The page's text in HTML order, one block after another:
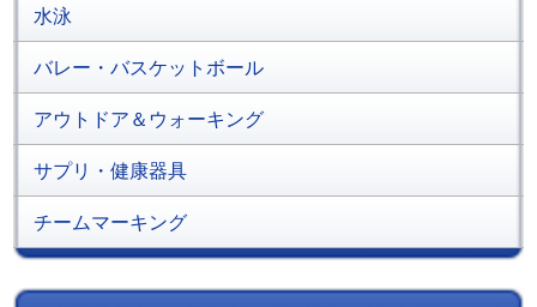
水泳
バレー・バスケットボール
アウトドア＆ウォーキング
サプリ・健康器具
チームマーキング